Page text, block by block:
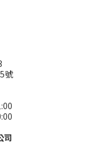
號
司